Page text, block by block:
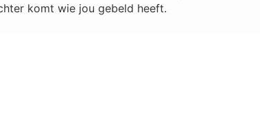
komt wie jou gebeld heeft.